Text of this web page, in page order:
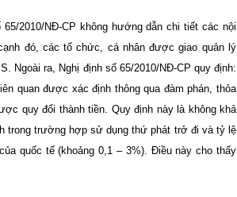
2010/NĐ-CP không hướng dẫn chi tiết các nội
đó, các tổ chức, cá nhân được giao quản lý
Ngoài ra, Nghị định số 65/2010/NĐ-CP quy định:
quan được xác định thông qua đàm phán, thỏa
quy đổi thành tiền. Quy định này là không khả
trường hợp sử dụng thứ phát trở đi và tỷ lệ
quốc tế (khoảng 0,1 – 3%). Điều này cho thấy